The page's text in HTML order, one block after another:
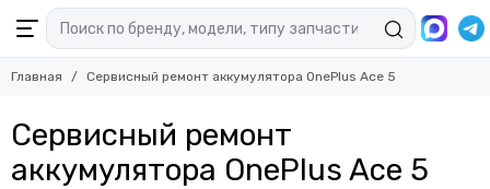
Главная Сервисный ремонт аккумулятора OnePlus Ace 5
Сервисный ремонт
аккумулятора OnePlus Ace 5